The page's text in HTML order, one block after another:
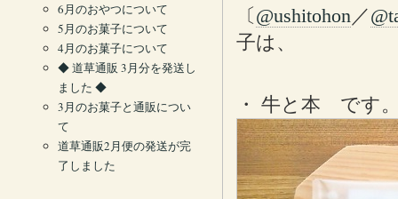
〔@ushitohon／
子は、
・ 牛と本 です
6月のおやつについて
5月のお菓子について
4月のお菓子について
◆ 道草通販 3月分を発送し
ました ◆
3月のお菓子と通販につい
て
道草通販2月便の発送が完
了しました